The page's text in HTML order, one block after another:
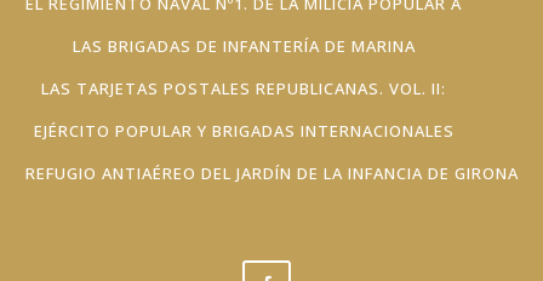
LAS BRIGADAS DE INFANTERÍA DE MARINA
LAS TARJETAS POSTALES REPUBLICANAS. VOL. II:
EJÉRCITO POPULAR Y BRIGADAS INTERNACIONALES
REFUGIO ANTIAÉREO DEL JARDÍN DE LA INFANCIA DE GIRONA